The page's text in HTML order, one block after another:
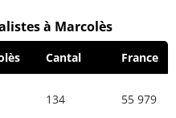
à Marcolès
Cantal France
134 55 979